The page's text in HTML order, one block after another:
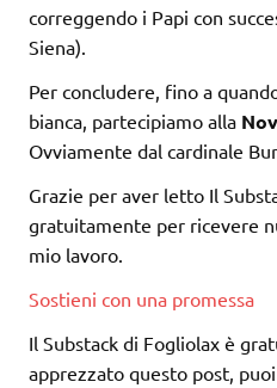
correggendo i Papi con
Siena).
Per concludere, fino a
bianca, partecipiamo alla
Ovviamente dal cardinale
Grazie per aver letto Il
gratuitamente per ricevere
mio lavoro.
Sostieni con una promessa
Il Substack di Fogliolax è
apprezzato questo post,